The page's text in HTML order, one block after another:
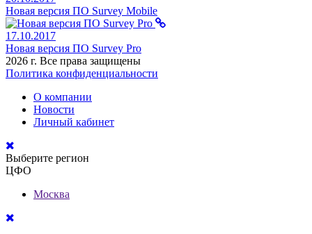
Новая версия ПО Survey Mobile
17.10.2017
Новая версия ПО Survey Pro
2026 г. Все права защищены
Политика конфиденциальности
О компании
Новости
Личный кабинет
Выберите регион
ЦФО
Москва